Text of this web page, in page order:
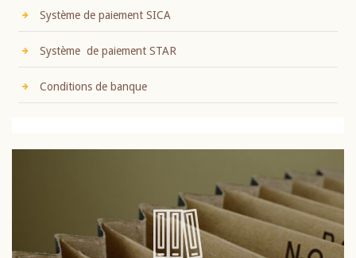
Système de paiement SICA
Système de paiement STAR
Conditions de banque